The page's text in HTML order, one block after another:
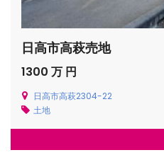
日高市高萩売地
1300 万 円
日高市高萩2304-22
土地